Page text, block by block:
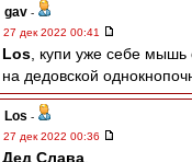
gav -
27 дек 2022 00:41
Los , купи уже себе мышь
на дедовской
Los -
27 дек 2022 00:36
Дед Слава